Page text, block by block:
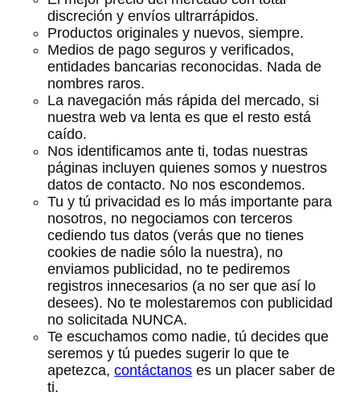
discreción y envíos ultrarrápidos.
Productos originales y nuevos, siempre.
Medios de pago seguros y verificados,
entidades bancarias reconocidas. Nada de
nombres raros.
La navegación más rápida del mercado, si
nuestra web va lenta es que el resto está
caído.
Nos identificamos ante ti, todas nuestras
páginas incluyen quienes somos y nuestros
datos de contacto. No nos escondemos.
Tu y tú privacidad es lo más importante para
nosotros, no negociamos con terceros
cediendo tus datos (verás que no tienes
cookies de nadie sólo la nuestra), no
enviamos publicidad, no te pediremos
registros innecesarios (a no ser que así lo
desees). No te molestaremos con publicidad
no solicitada NUNCA.
Te escuchamos como nadie, tú decides que
seremos y tú puedes sugerir lo que te
apetezca,contáctanos es un placer saber de
ti.